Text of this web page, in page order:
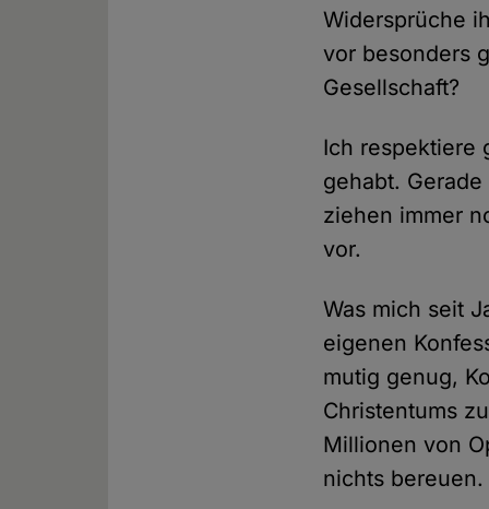
Widersprüche
vor besonders
Gesellschaft?
Ich respektiere
gehabt.
ziehen immer
vor.
Was mich seit
eigenen
mutig genug,
Christentums
Millionen von
nichts